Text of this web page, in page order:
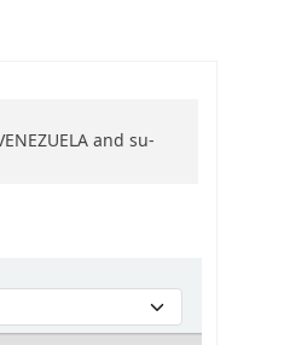
and su-